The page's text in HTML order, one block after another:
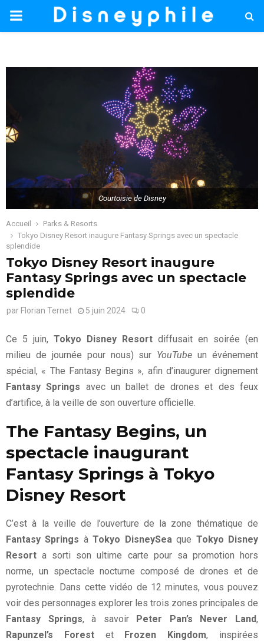
PRIMARY
Courtoisie de Disney
Accueil
Parks & Resorts
Tokyo Disney Resort inaugure Fantasy Springs avec un spectacle
splendide
Tokyo Disney Resort inaugure
Fantasy Springs avec un spectacle
splendide
par Florian Ternet 5 juin 2024 0
Ce 5 juin, Tokyo Disney Resort diffusait en soirée (en
milieu de journée pour nous) sur YouTube un événement
spécial, « The Fantasy Begins », afin d’inaugurer dignement
Fantasy Springs avec un ballet de drones et des feux
d’artifice, à la veille de son ouverture officielle.
The Fantasy Begins, un
spectacle inaugurant
Fantasy Springs à Tokyo
Disney Resort
C’est à la veille de l’ouverture de la zone thématique de
Fantasy Springs àTokyo DisneySea que Tokyo Disney
Resort a sorti son ultime carte pour sa promotion hors
norme, un spectacle nocturne composé de drones et de
pyrotechnie. Dans cette vidéo de 12 minutes, vous pouvez
voir des personnages explorer les trois zones principales de
Fantasy Springs, à savoir Peter Pan’s Never Land,
Rapunzel’s Forestet Frozen Kingdom, inspirées